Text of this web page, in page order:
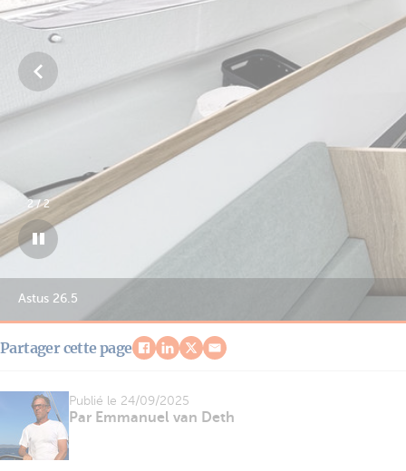
Astus 26.5
1/2
Partager cette page
Publié le 24/09/2025
Par Emmanuel van Deth